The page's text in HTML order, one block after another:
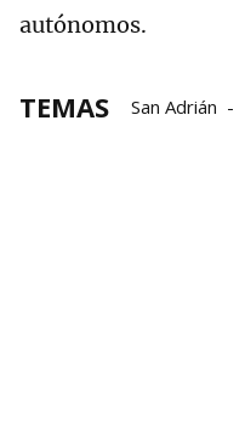
autónomos.
TEMAS San Adrián